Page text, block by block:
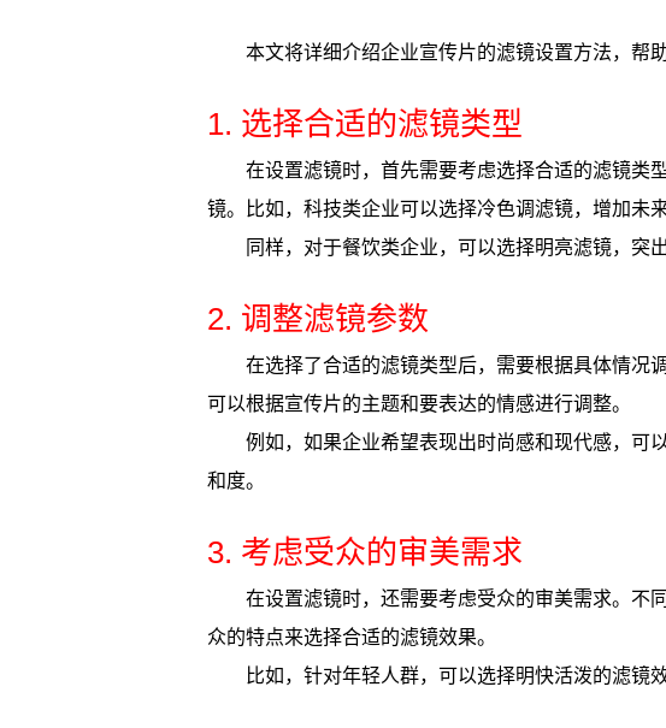
本文将详细介绍企业宣传片的滤镜设置方法，帮
1. 选择合适的滤镜类型
在设置滤镜时，首先需要考虑选择合适的滤镜类
镜。比如，科技类企业可以选择冷色调滤镜，增加未
同样，对于餐饮类企业，可以选择明亮滤镜，突
2. 调整滤镜参数
在选择了合适的滤镜类型后，需要根据具体情况
可以根据宣传片的主题和要表达的情感进行调整。
例如，如果企业希望表现出时尚感和现代感，可
和度。
3. 考虑受众的审美需求
在设置滤镜时，还需要考虑受众的审美需求。不
众的特点来选择合适的滤镜效果。
比如，针对年轻人群，可以选择明快活泼的滤镜